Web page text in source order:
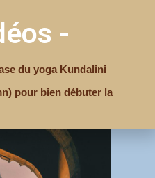
de nous-mêmes.
-
du yoga Kundalini
pour bien débuter la
GUIDE